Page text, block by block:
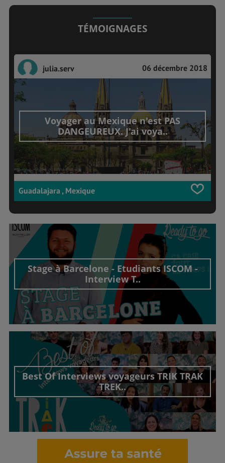
TÉMOIGNAGES
julia.serv 06 décembre 2018
Voyager au Mexique n'est PAS
DANGEUREUX. J'ai voya..
Guadalajara , Mexique
Stage à Barcelone - Etudiants ISCOM -
Interview T..
Découvrir cet interview
Best Of Interviews voyageurs TRIK TRAK
TREK..
Découvrir cet interview